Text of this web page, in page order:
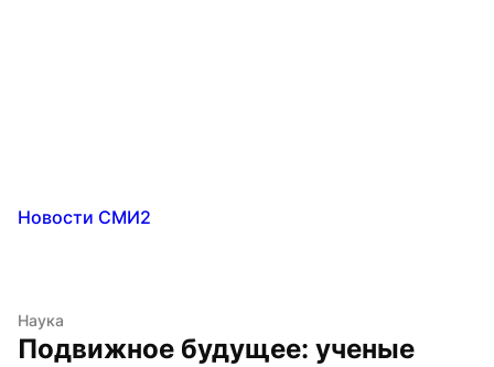
Новости СМИ2
Наука
Подвижное будущее: ученые